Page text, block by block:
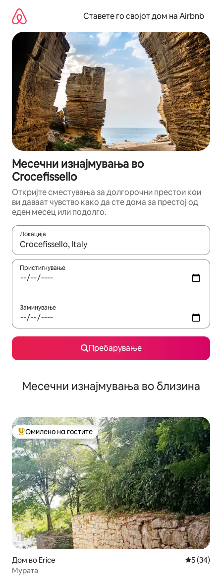
содржина
Ставете го својот дом на Airbnb
Месечни изнајмувања во
Crocefissello
Откријте сместувања за долгорочни престои кои
ви даваат чувство како да сте дома за престој од
еден месец или подолго.
Локација
Кога резултатите се достапни, движете се со копчињата
Пристигнување
Заминување
Пребарување
Месечни изнајмувања во близина
Меѓу најуспешните „Омилени на гостите“
Омилено на гостите
Дом во Erice Просечна
5 (34)
Мурата